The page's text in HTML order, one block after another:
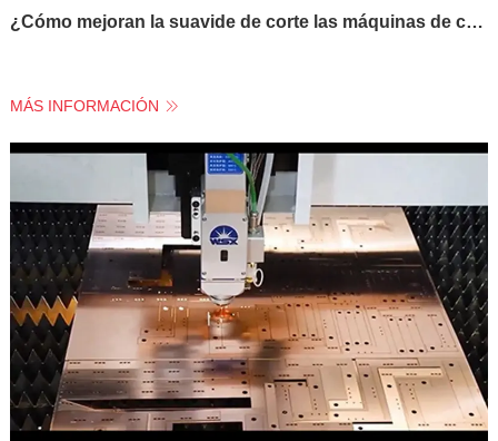
¿Cómo mejoran la suavide de corte las máquinas de corte láser de metales
MÁS INFORMACIÓN